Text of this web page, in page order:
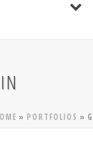
» PORTFOLIOS »